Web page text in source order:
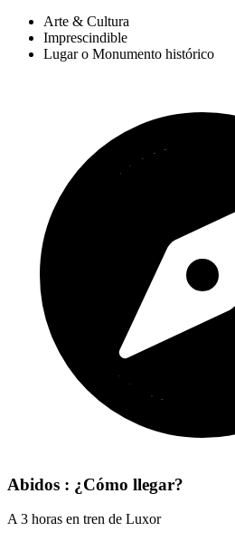
Arte & Cultura
Imprescindible
Lugar o Monumento histórico
Abidos : ¿Cómo llegar?
A 3 horas en tren de Luxor